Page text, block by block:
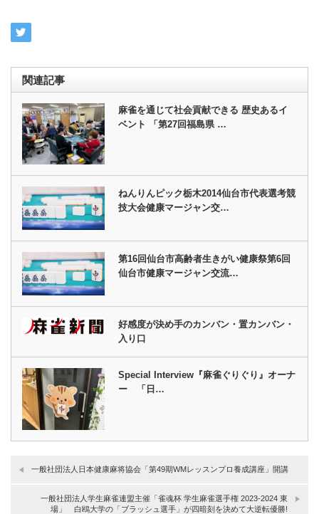
関連記事
麻雀を通じて社会貢献できる 歴史あるイ
ベント 「第27回福島県 …
ねんりんピック栃木2014仙台市代表選考競
技大会健康マージャン交…
第16回仙台市高齢者生きがい健康祭第6回
仙台市健康マージャン交流…
好感度が決め手のカンバン・置カンバン・
入り口
Special Interview『麻雀ぐりぐり』オーナ
ー 「日…
一般社団法人日本健康麻将協会「第49期WMレッスンプロ養成講座」開講
一般社団法人学生麻雀連盟主催「雀魂杯 学生麻雀選手権 2023-2024 東
場」 白鴎大学の「ブラッシュ選手」が四暗刻を決めて大逆転優勝!